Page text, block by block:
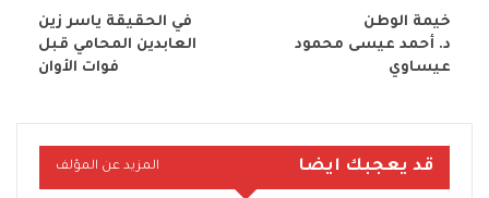
خيمة الوطن
د. أحمد عيسى محمود
عيساوي
في الحقيقة ياسر زين
العابدين المحامي قبل
فوات الأوان
قد يعجبك ايضا المزيد عن المؤلف